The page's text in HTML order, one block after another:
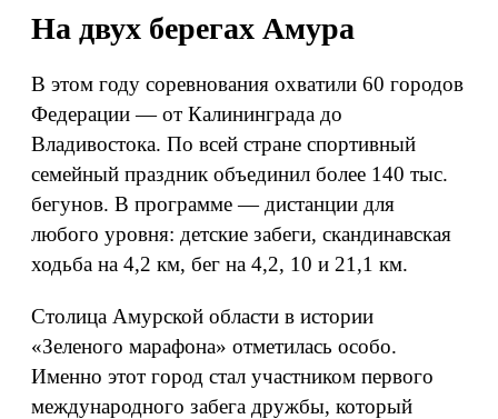
На двух берегах Амура
В этом году соревнования охватили 60 городов
Федерации — от Калининграда до
Владивостока. По всей стране спортивный
семейный праздник объединил более 140 тыс.
бегунов. В программе — дистанции для
любого уровня: детские забеги, скандинавская
ходьба на 4,2 км, бег на 4,2, 10 и 21,1 км.
Столица Амурской области в истории
«Зеленого марафона» отметилась особо.
Именно этот город стал участником первого
международного забега дружбы, который